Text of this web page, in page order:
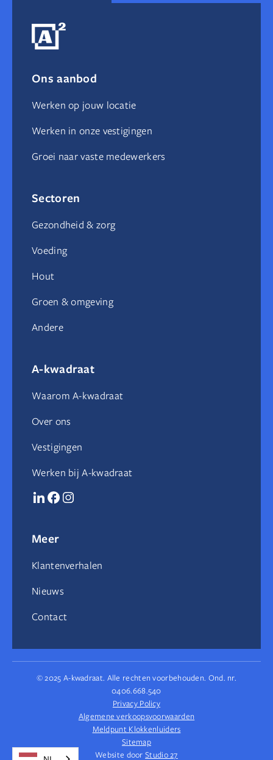
Ik help jou.
Wij lossen het op.
Ons aanbod
Werken op jouw locatie
Werken in onze vestigingen
Groei naar vaste medewerkers
Sectoren
Gezondheid & zorg
Voeding
Hout
Groen & omgeving
Andere
A-kwadraat
Waarom A-kwadraat
Over ons
Vestigingen
Werken bij A-kwadraat
Meer
Klantenverhalen
Nieuws
Contact
© 2025 A-kwadraat. Alle rechten voorbehouden. Ond. nr.
0406.668.540
Privacy Policy
Algemene verkoopsvoorwaarden
Meldpunt Klokkenluiders
Sitemap
Website doorStudio 27